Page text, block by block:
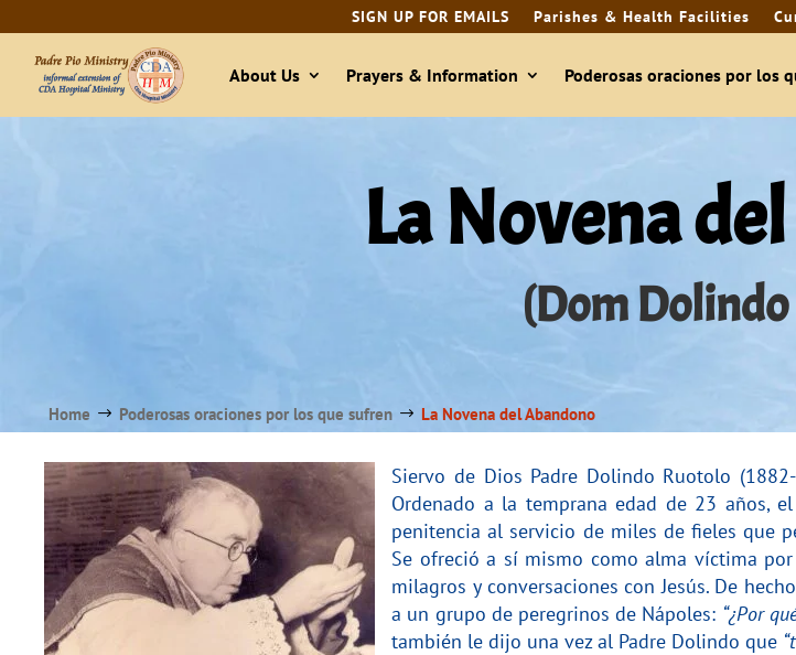
SIGN UP FOR EMAILS Parishes & Health Facilities
About Us Prayers & Information Poderosas oraciones por los
La Novena
(Dom
Home $ Poderosas oraciones por los que sufren $ La Novena del Abandono
Siervo de Dios Padre Dolindo Ruotolo
Ordenado a la temprana edad de 23 años,
penitencia al servicio de miles de fieles que
Se ofreció a sí mismo como alma víctima
milagros y conversaciones con Jesús. De
a un grupo de peregrinos de Nápoles: “¿Por
también le dijo una vez al Padre Dolindo que